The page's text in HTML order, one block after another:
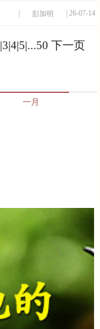
| 彭加明 | 26-07-14
|3|4|5|...50 下一页
一月